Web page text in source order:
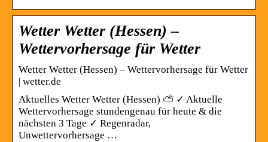
Wetter Wetter (Hessen) –
Wettervorhersage für Wetter
Wetter Wetter (Hessen) – Wettervorhersage für Wetter
| wetter.de
Aktuelles Wetter Wetter (Hessen) ⛅ ✓ Aktuelle
Wettervorhersage stundengenau für heute & die
nächsten 3 Tage ✓ Regenradar,
Unwettervorhersage …